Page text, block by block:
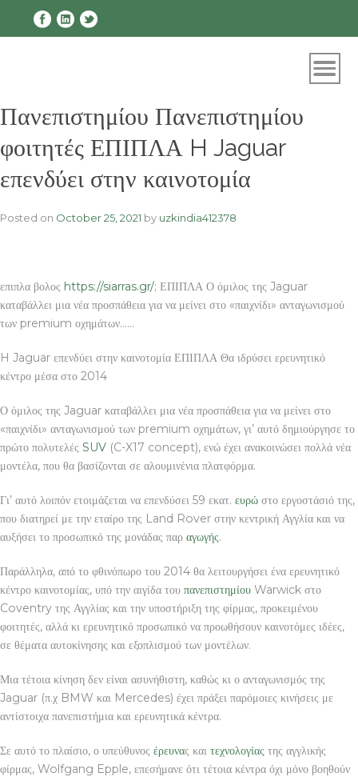
Πανεπιστημίου Πανεπιστημίου
φοιτητές ΕΠΙΠΛΑ H Jaguar
επενδύει στην καινοτομία
Posted on October 25, 2021 by uzkindia412378
επιπλα βολος https://siarras.gr/; ΕΠΙΠΛΑ Ο όμιλος της Jaguar
καταβάλλει μια νέα προσπάθεια για να μείνει στο «παιχνίδι» ανταγωνισμού
των premium οχημάτων……
H Jaguar επενδύει στην καινοτομία ΕΠΙΠΛΑ Θα ιδρύσει ερευνητικό
κέντρο μέσα στο 2014
Ο όμιλος της Jaguar καταβάλλει μια νέα προσπάθεια για να μείνει στο
«παιχνίδι» ανταγωνισμού των premium οχημάτων, γι’ αυτό δημιούργησε το
πρώτο πολυτελές SUV (C-X17 concept), ενώ έχει ανακοινώσει πολλά νέα
μοντέλα, που θα βασίζονται σε αλουμινένια πλατφόρμα.
Γι’ αυτό λοιπόν ετοιμάζεται να επενδύσει 59 εκατ. ευρώ στο εργοστάσιό της,
που διατηρεί με την εταίρο της Land Rover στην κεντρική Αγγλία και να
αυξήσει το προσωπικό της μονάδας παρ αγωγής.
Παράλληλα, από το φθινόπωρο του 2014 θα λειτουργήσει ένα ερευνητικό
κέντρο καινοτομίας, υπό την αιγίδα του πανεπιστημίου Warwick στο
Coventry της Αγγλίας και την υποστήριξη της φίρμας, προκειμένου
φοιτητές, αλλά κι ερευνητικό προσωπικό να προωθήσουν καινοτόμες ιδέες,
σε θέματα αυτοκίνησης και εξοπλισμού των μοντέλων.
Μια τέτοια κίνηση δεν είναι ασυνήθιστη, καθώς κι ο ανταγωνισμός της
Jaguar (π.χ BMW και Mercedes) έχει πράξει παρόμοιες κινήσεις με
αντίστοιχα πανεπιστήμια και ερευνητικά κέντρα.
Σε αυτό το πλαίσιο, ο υπεύθυνος έρευνας και τεχνολογίας της αγγλικής
φίρμας, Wolfgang Epple, επεσήμανε ότι τέτοια κέντρα όχι μόνο βοηθούν